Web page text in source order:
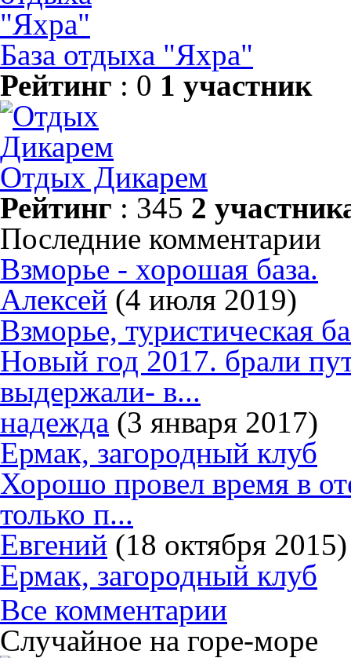
База отдыха "Яхра"
Рейтинг : 0 1 участник
Отдых Дикарем
Рейтинг : 345 2
Последние комментарии
Взморье - хорошая база.
Алексей (4 июля 2019)
Взморье, туристическая
Новый год 2017. брали
выдержали- в...
надежда (3 января 2017)
Ермак, загородный клуб
Хорошо провел время в
только п...
Евгений (18 октября 2015)
Ермак, загородный клуб
Все комментарии
Случайное на горе-море